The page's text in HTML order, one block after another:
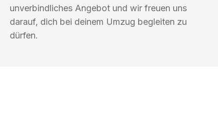
unverbindliches Angebot und wir freuen uns
darauf, dich bei deinem Umzug begleiten zu
dürfen.